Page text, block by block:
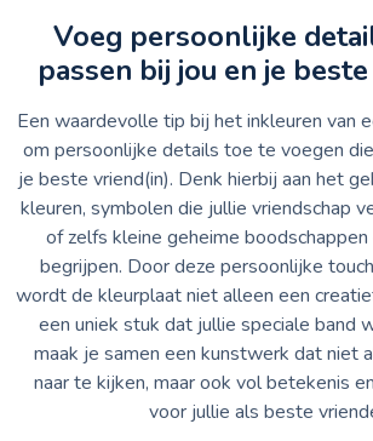
Voeg persoonlijke
passen bij jou en je
Een waardevolle tip bij het inkleuren van
om persoonlijke details toe te voegen
je beste vriend(in). Denk hierbij aan het
kleuren, symbolen die jullie vriendschap
of zelfs kleine geheime
begrijpen. Door deze persoonlijke
wordt de kleurplaat niet alleen een
een uniek stuk dat jullie speciale band
maak je samen een kunstwerk dat niet
naar te kijken, maar ook vol betekenis
voor jullie als beste